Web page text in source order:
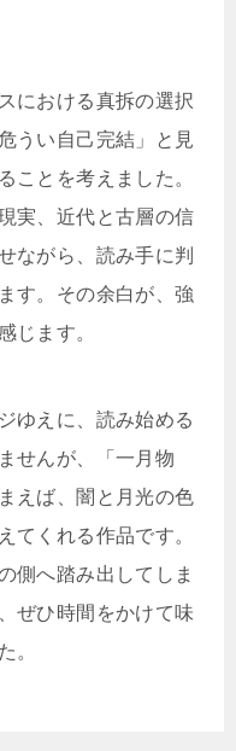
における真拆の選択
うい自己完結」と見
ことを考えました。
実、近代と古層の信
ながら、読み手に判
す。その余白が、強
じます。
ゆえに、読み始める
せんが、「一月物
えば、闇と月光の色
てくれる作品です。
側へ踏み出してしま
ぜひ時間をかけて味
。